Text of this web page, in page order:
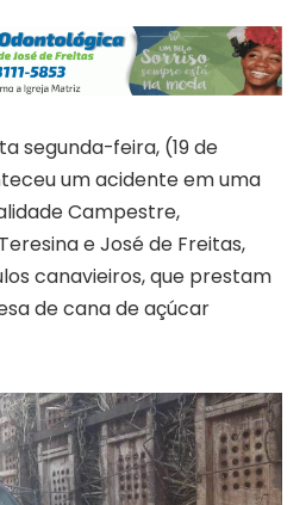
segunda-feira, (19 de
um acidente em uma
Campestre,
e José de Freitas,
canavieiros, que prestam
de cana de açúcar